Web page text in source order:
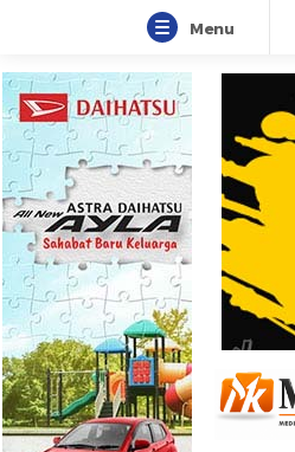
Menu
Metro
Media